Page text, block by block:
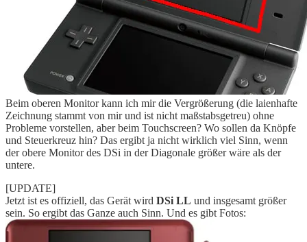
Beim oberen Monitor kann ich mir die Vergrößerung (die laienhafte
Zeichnung stammt von mir und ist nicht maßstabsgetreu) ohne
Probleme vorstellen, aber beim Touchscreen? Wo sollen da Knöpfe
und Steuerkreuz hin? Das ergibt ja nicht wirklich viel Sinn, wenn
der obere Monitor des DSi in der Diagonale größer wäre als der
untere.
[UPDATE]
Jetzt ist es offiziell, das Gerät wird DSi LL und insgesamt größer
sein. So ergibt das Ganze auch Sinn. Und es gibt Fotos: